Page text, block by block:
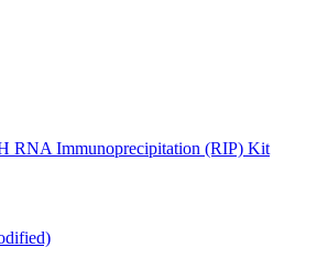
RNA Immunoprecipitation (RIP) Kit